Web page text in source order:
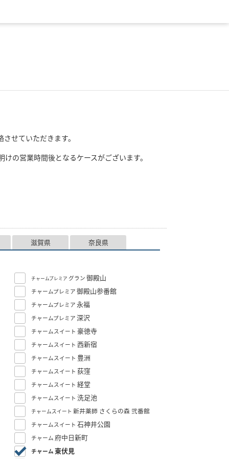
せていただきます。
の営業時間後となるケースがございます。
滋賀県 奈良県
チャームプレミア グラン御殿山
チャームプレミア御殿山参番館
チャームプレミア永福
チャームプレミア深沢
チャームスイート豪徳寺
チャームスイート西新宿
チャームスイート 豊洲
チャームスイート荻窪
チャームスイート経堂
チャームスイート洗足池
チャームスイート新井薬師 さくらの森 弐番館
チャームスイート石神井公園
チャーム 府中日新町
チャーム東伏見